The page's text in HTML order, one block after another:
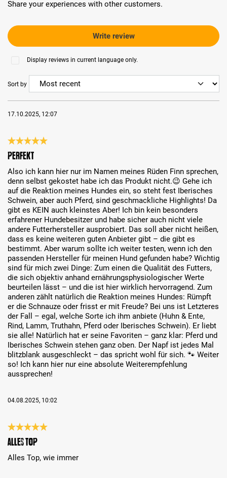
Share your experiences with other customers.
Write review
Display reviews in current language only.
Sort by
17.10.2025, 12:07
Review with rating of 5 out of 5 stars
Perfekt
Also ich kann hier nur im Namen meines Rüden Finn sprechen,
denn selbst gekostet habe ich das Produkt nicht.😉 Gehe ich
auf die Reaktion meines Hundes ein, so steht fest Iberisches
Schwein, aber auch Pferd, sind geschmackliche Highlights! Da
gibt es KEIN auch kleinstes Aber! Ich bin kein besonders
erfahrener Hundebesitzer und habe sicher auch nicht viele
andere Futterhersteller ausprobiert. Das soll aber nicht heißen,
dass es keine weiteren guten Anbieter gibt – die gibt es
bestimmt. Aber warum sollte ich weiter testen, wenn ich den
passenden Hersteller für meinen Hund gefunden habe? Wichtig
sind für mich zwei Dinge: Zum einen die Qualität des Futters,
die sich objektiv anhand ernährungsphysiologischer Werte
beurteilen lässt – und die ist hier wirklich hervorragend. Zum
anderen zählt natürlich die Reaktion meines Hundes: Rümpft
er die Schnauze oder frisst er mit Freude? Bei uns ist Letzteres
der Fall – egal, welche Sorte ich ihm anbiete (Huhn & Ente,
Rind, Lamm, Truthahn, Pferd oder Iberisches Schwein). Er liebt
sie alle! Natürlich hat er seine Favoriten – ganz klar: Pferd und
Iberisches Schwein stehen ganz oben. Der Napf ist jedes Mal
blitzblank ausgeschleckt – das spricht wohl für sich. 🐾 Weiter
so! Ich kann hier nur eine absolute Weiterempfehlung
aussprechen!
04.08.2025, 10:02
Review with rating of 5 out of 5 stars
Alles Top
Alles Top, wie immer